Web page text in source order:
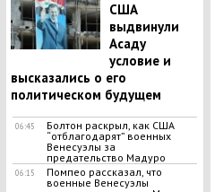
США
выдвинули
Асаду
условие и
высказались о его
политическом будущем
06:45
Болтон раскрыл, как США
“отблагодарят” военных
Венесуэлы за
предательство Мадуро
06:15
Помпео рассказал, что
военные Венесуэлы